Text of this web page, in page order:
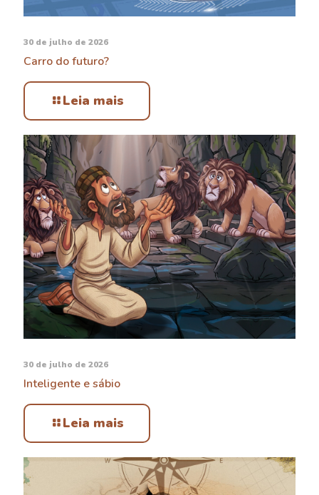
30 de julho de 2026
Carro do futuro?
Leia mais
30 de julho de 2026
Inteligente e sábio
Leia mais